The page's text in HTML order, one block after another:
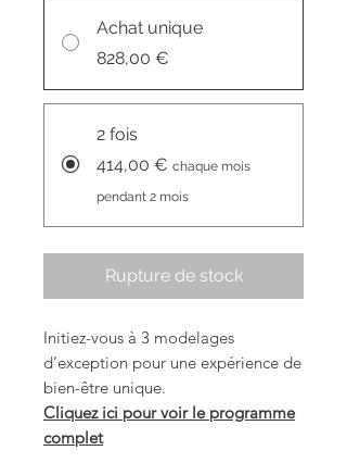
Achat unique
828,00 €
2 fois
414,00 € chaque mois
pendant 2 mois
Rupture de stock
Initiez-vous à 3 modelages
d’exception pour une expérience de
bien-être unique.
Cliquez ici pour voir le programme
complet